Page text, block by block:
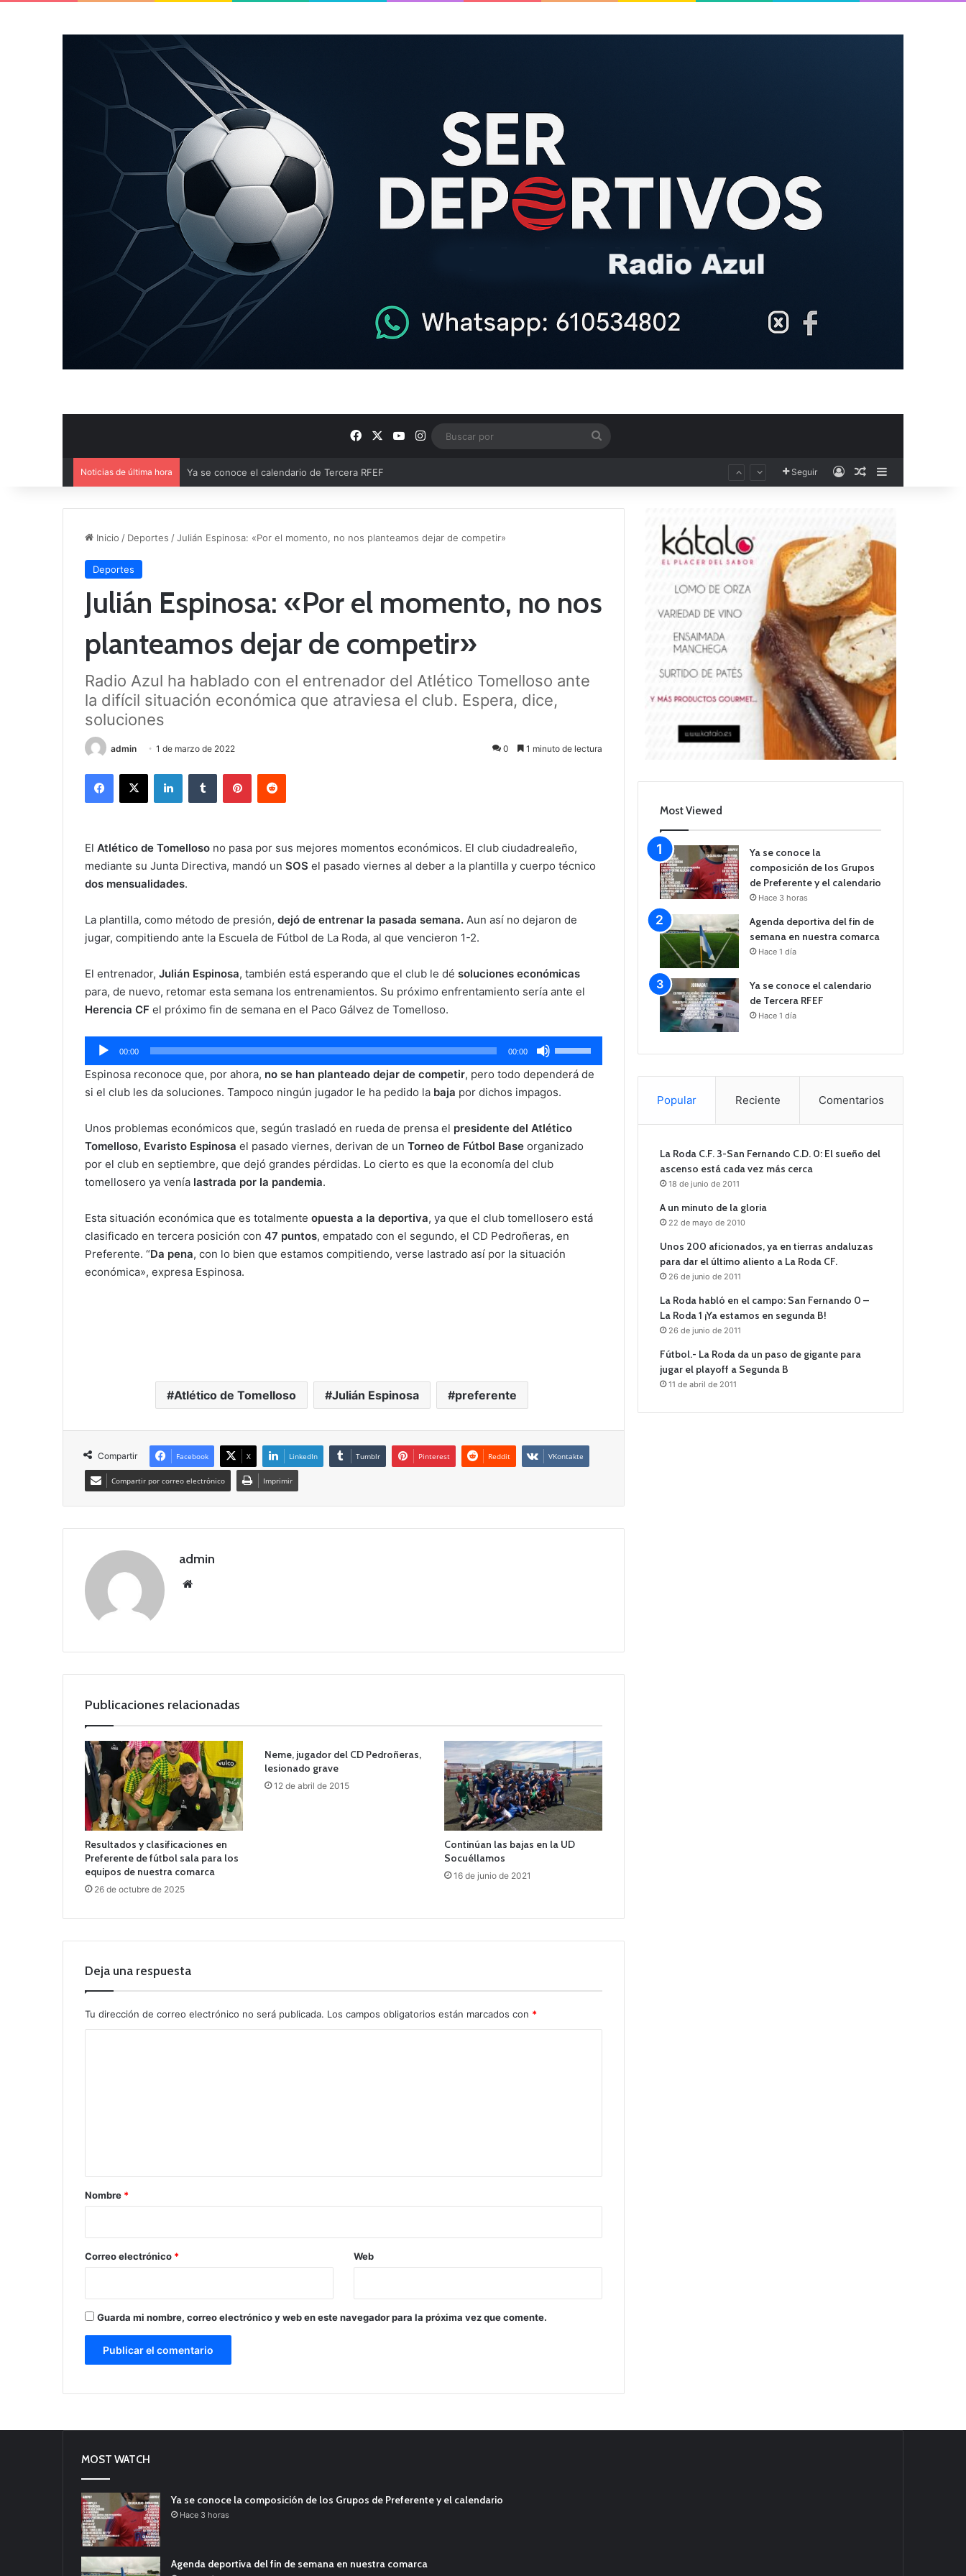
FacebookYouTube
Instagram
Noticias de última hora Mercado de Fichajes: Movimientos clave en el fútbol comarcal Seguir AccesoPublicación al
Inicio / Deportes /Julián Espinosa: «Por el momento, no nos planteamos dejar de competir»
Deportes
Julián Espinosa: «Por el momento, no nos
planteamos dejar de competir»
Radio Azul ha hablado con el entrenador del Atlético Tomelloso ante
la difícil situación económica que atraviesa el club. Espera, dice,
soluciones
admin 1 de marzo de 2022 0 1 minuto de lectura
El Atlético de Tomelloso no pasa por sus mejores momentos económicos. El club ciudadrealeño,
mediante su Junta Directiva, mandó un SOS el pasado viernes al deber a la plantilla y cuerpo técnico
dos mensualidades.
La plantilla, como método de presión, dejó de entrenar la pasada semana. Aun así no dejaron de
jugar, compitiendo ante la Escuela de Fútbol de La Roda, al que vencieron 1-2.
El entrenador, Julián Espinosa, también está esperando que el club le dé soluciones económicas
para, de nuevo, retomar esta semana los entrenamientos. Su próximo enfrentamiento sería ante el
Herencia CF el próximo fin de semana en el Paco Gálvez de Tomelloso.
Reproductor
de
audio
00:00 00:00
Utiliza
las
teclas
de
arriba/abajo
para
el
volumen.
Espinosa reconoce que, por ahora, no se han planteado dejar de competir, pero todo dependerá de
si el club les da soluciones. Tampoco ningún jugador le ha pedido la baja por dichos impagos.
Unos problemas económicos que, según trasladó en rueda de prensa el presidente del Atlético
Tomelloso, Evaristo Espinosa el pasado viernes, derivan de un Torneo de Fútbol Base organizado
por el club en septiembre, que dejó grandes pérdidas. Lo cierto es que la economía del club
tomellosero ya venía lastrada por la pandemia.
Esta situación económica que es totalmente opuesta a la deportiva, ya que el club tomellosero está
clasificado en tercera posición con 47 puntos, empatado con el segundo, el CD Pedroñeras, en
Preferente. “Da pena, con lo bien que estamos compitiendo, verse lastrado así por la situación
económica», expresa Espinosa.
Atlético de Tomelloso Julián Espinosa preferente
Compartir Facebook X LinkedIn Tumblr Pinterest Reddit VKontakte
Compartir por correo electrónico Imprimir
admin
Publicaciones relacionadas
Resultados y clasificaciones en
Preferente de fútbol sala para los
equipos de nuestra comarca
26 de octubre de 2025
Neme, jugador del CD Pedroñeras,
lesionado grave
12 de abril de 2015
Continúan las bajas en la UD
Socuéllamos
16 de junio de 2021
Deja una respuesta
Tu dirección de correo electrónico no será publicada. Los campos obligatorios están marcados con *
r
*
Nombre *
Correo electrónico * Web
Guarda mi nombre, correo electrónico y web en este navegador para la próxima vez que comente.
Most Viewed
Ya se conoce la
composición de los Grupos
de Preferente y el calendario
Hace 3 horas
Agenda deportiva del fin de
semana en nuestra comarca
Hace 1 día
Ya se conoce el calendario
de Tercera RFEF
Hace 1 día
Popular Reciente Comentarios
La Roda C.F. 3-San Fernando C.D. 0: El sueño del
ascenso está cada vez más cerca
18 de junio de 2011
A un minuto de la gloria
22 de mayo de 2010
Unos 200 aficionados, ya en tierras andaluzas
para dar el último aliento a La Roda CF.
26 de junio de 2011
La Roda habló en el campo: San Fernando 0 –
La Roda 1 ¡Ya estamos en segunda B!
26 de junio de 2011
Fútbol.- La Roda da un paso de gigante para
jugar el playoff a Segunda B
11 de abril de 2011
MOST WATCH
Ya se conoce la composición de los Grupos de Preferente y el calendario
Hace 3 horas
Agenda deportiva del fin de semana en nuestra comarca